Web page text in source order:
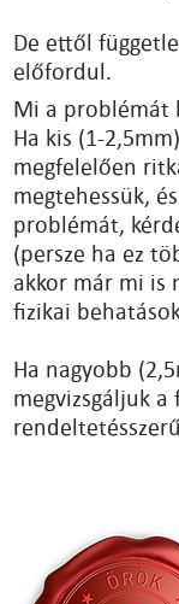
De ettől
előfordul.
Mi a problémát
Ha kis (1-
megfelelően
megtehessük,
problémát,
(persze ha ez
akkor már mi is
fizikai
Ha nagyobb
megvizsgáljuk